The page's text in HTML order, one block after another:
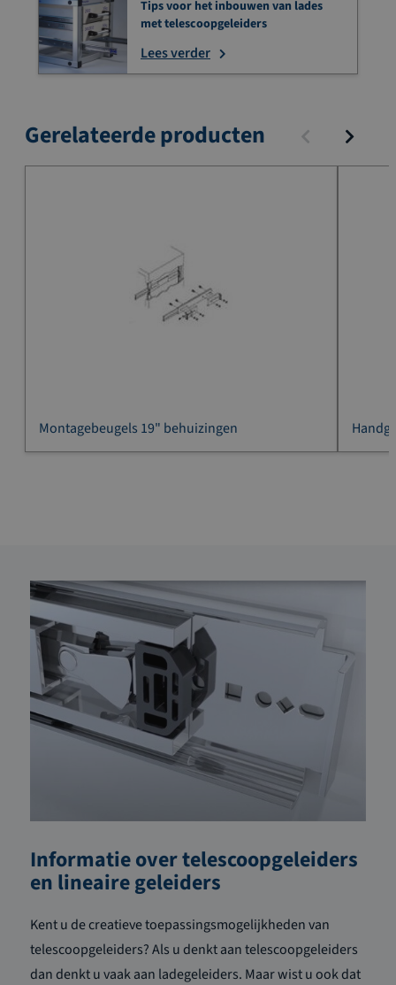
Tips voor het inbouwen van lades
met telescoopgeleiders
Lees verder
Gerelateerde producten
Montagebeugels 19" behuizingen
Informatie over telescoopgeleiders
en lineaire geleiders
Kent u de creatieve toepassingsmogelijkheden van
telescoopgeleiders? Als u denkt aan telescoopgeleiders
dan denkt u vaak aan ladegeleiders. Maar wist u ook dat